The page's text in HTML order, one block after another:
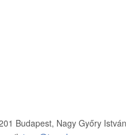
Budapest, Nagy Győry